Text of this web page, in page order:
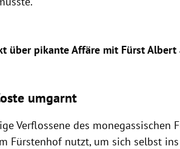
über pikante Affäre mit Fürst Albert
umgarnt
Verflossene des monegassischen
Fürstenhof nutzt, um sich selbst